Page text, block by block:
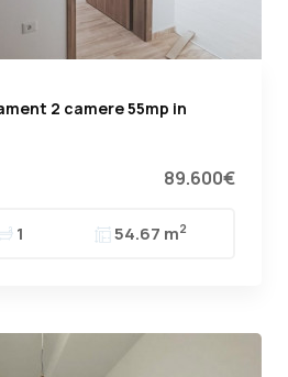
2 camere 55mp in
89.600€
1 54.67 m2